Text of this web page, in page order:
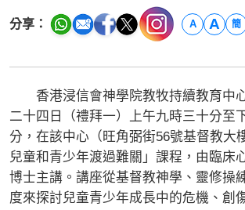
分享： A A 簡
香港浸信會神學院教牧持續教育中心
二十四日（禮拜一）上午九時三十分至
分，在該中心（旺角弼街56號基督教大
兒童和青少年渡過難關」課程，由臨床
博士主講。講座從基督教神學、靈修操
度來探討兒童青少年成長中的危機、創